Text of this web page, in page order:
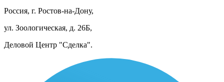
Россия, г. Ростов-на-Дону,
ул. Зоологическая, д. 26Б,
Деловой Центр "Сделка".